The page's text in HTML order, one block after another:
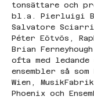
tonsättare och
bl.a. Pierluigi
Salvatore
Péter Eötvös,
Brian
ofta med ledande
ensembler så som
Wien,
Phoenix och